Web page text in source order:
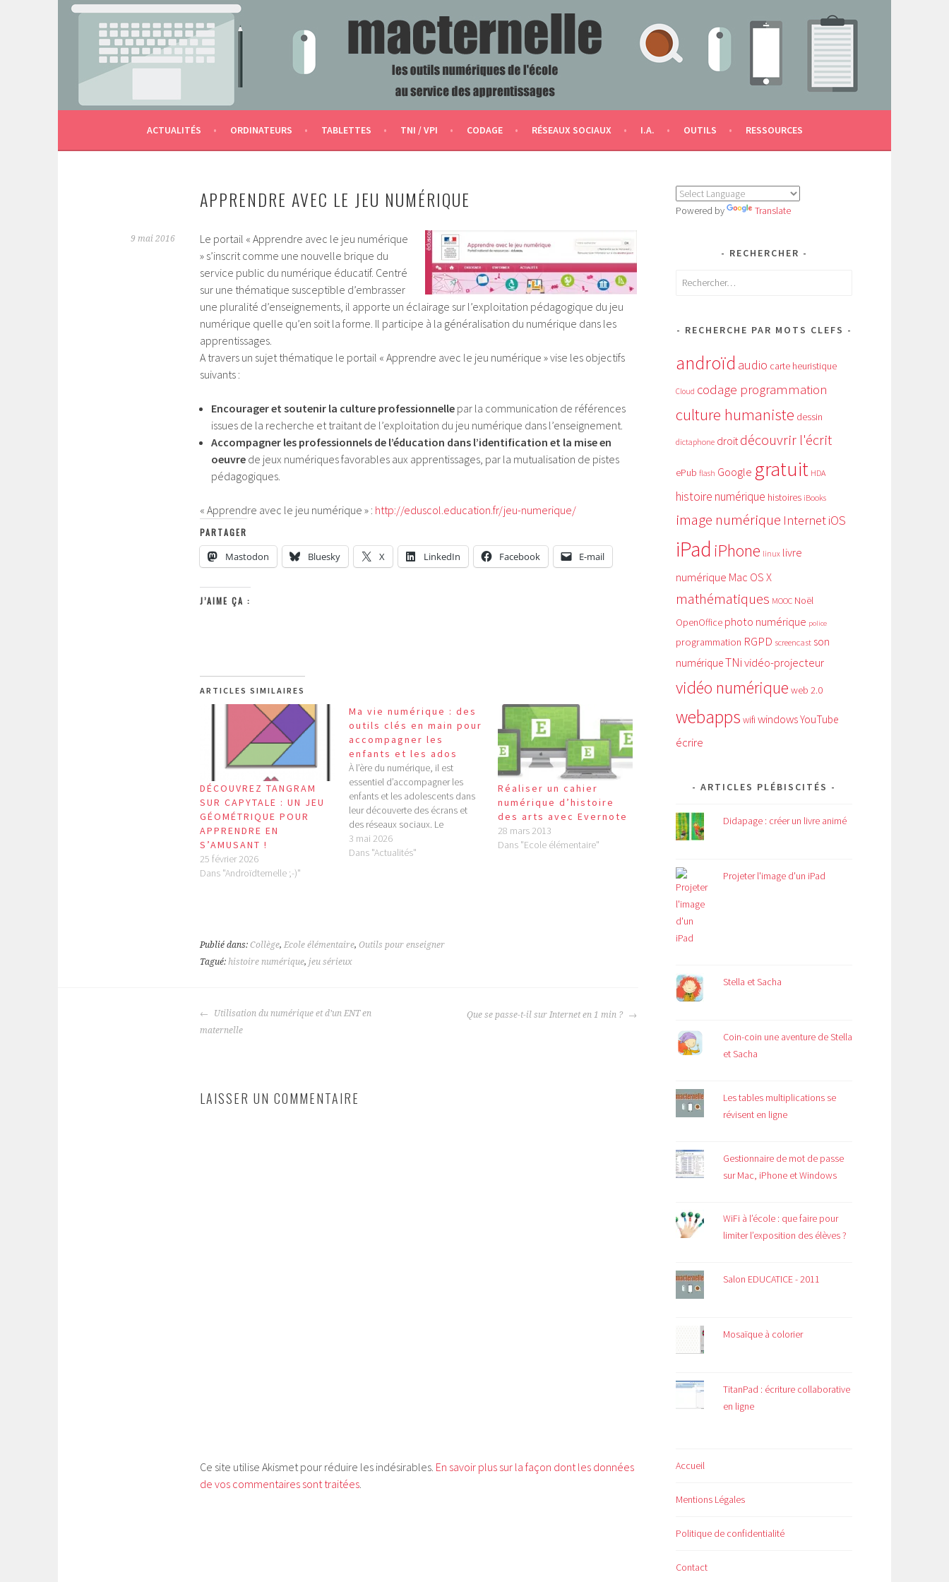
Aller
MACTERNELLE
LES OUTILS NUMÉRIQUES DE L'ÉCOLE AU SERVICE DES APPRENTISSAGES
ACTUALITÉS ORDINATEURS TABLETTES TNI / VPI CODAGE RÉSEAUX SOCIAUX I.A. OUTILS RESSOURCES
APPRENDRE AVEC LE JEU NUMÉRIQUE
9 mai 2016
Le portail « Apprendre avec le jeu numérique
» s’inscrit comme une nouvelle brique du
service public du numérique éducatif. Centré
sur une thématique susceptible d’embrasser
une pluralité d’enseignements, il apporte un éclairage sur l’exploitation pédagogique du jeu
numérique quelle qu’en soit la forme. Il participe à la généralisation du numérique dans les
apprentissages.
A travers un sujet thématique le portail « Apprendre avec le jeu numérique » vise les objectifs
suivants :
Encourager et soutenir la culture professionnelle par la communication de références
issues de la recherche et traitant de l’exploitation du jeu numérique dans l’enseignement.
Accompagner les professionnels de l’éducation dans l’identification et la mise en
oeuvre de jeux numériques favorables aux apprentissages, par la mutualisation de pistes
pédagogiques.
« Apprendre avec le jeu numérique » : http://eduscol.education.fr/jeu-numerique/
PARTAGER
Mastodon Bluesky X LinkedIn Facebook E-mail
J’AIME ÇA :
ARTICLES SIMILAIRES
DÉCOUVREZ TANGRAM
SUR CAPYTALE : UN JEU
GÉOMÉTRIQUE POUR
APPRENDRE EN
S’AMUSANT !
25 février 2026
Dans "Androïdternelle ;-)"
Ma vie numérique : des
outils clés en main pour
accompagner les
enfants et les ados
À l’ère du numérique, il est
essentiel d’accompagner les
enfants et les adolescents dans
leur découverte des écrans et
des réseaux sociaux. Le
programme "Ma vie numérique"
d’Internet Sans Crainte propose
3 mai 2026
Dans "Actualités"
Réaliser un cahier
numérique d’histoire
des arts avec Evernote
28 mars 2013
Dans "Ecole élémentaire"
Publié dans: Collège, Ecole élémentaire, Outils pour enseigner
Tagué: histoire numérique, jeu sérieux
NAVIGATION
DES
Utilisation du numérique et d’un ENT en
maternelle
Que se passe-t-il sur Internet en 1 min ?
LAISSER UN COMMENTAIRE
Ce site utilise Akismet pour réduire les indésirables. En savoir plus sur la façon dont les données
de vos commentaires sont traitées.
Powered by Translate
RECHERCHER
Rechercher :
RECHERCHE PAR MOTS CLEFS
androïd audio carte heuristique
Cloud codage programmation
culture humaniste dessin
dictaphone droit découvrir l'écrit
ePub flash Google gratuit HDA
histoire numérique histoires iBooks
image numérique InternetiOS
iPad iPhone linux livre
numérique Mac OS X
mathématiques MOOC Noël
OpenOffice photo numérique police
programmation RGPD screencast son
numériqueTNividéo-projecteur
vidéo numérique web 2.0
webapps wifi windowsYouTube
écrire
ARTICLES PLÉBISCITÉS
Didapage : créer un livre animé
Projeter l'image d'un iPad
Stella et Sacha
Coin-coin une aventure de Stella
et Sacha
Les tables multiplications se
révisent en ligne
Gestionnaire de mot de passe
sur Mac, iPhone et Windows
WiFi à l’école : que faire pour
limiter l’exposition des élèves ?
Salon EDUCATICE - 2011
Mosaïque à colorier
TitanPad : écriture collaborative
en ligne
Accueil
Mentions Légales
Politique de confidentialité
Contact